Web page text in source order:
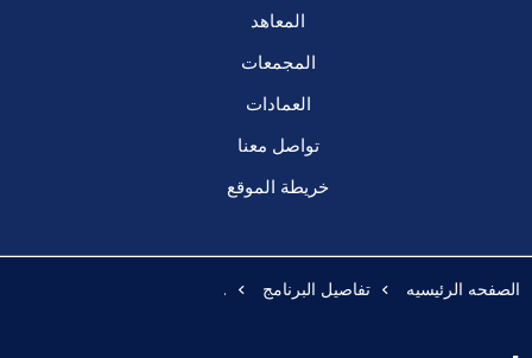
المعاهد
المجمعات
العمادات
تواصل معنا
خريطة الموقع
الصفحه الرئيسيه تفاصيل البرنامج .
.